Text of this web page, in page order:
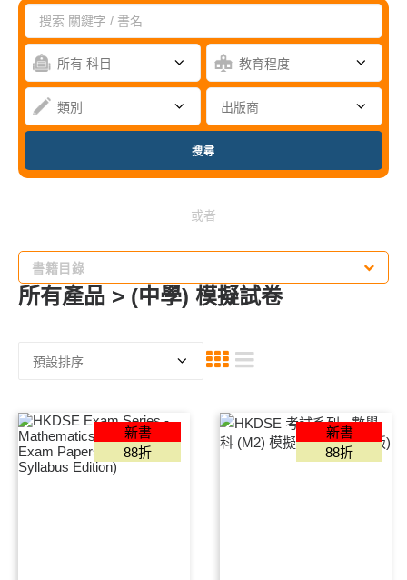
書籍目錄
小學套裝低至65折
$20加購
小學暑期作業
所有產品 > (中學) 模擬試卷
新書
88折
新書
88折